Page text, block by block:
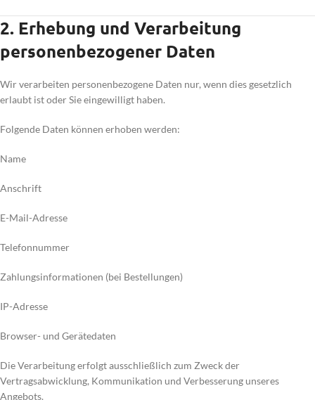
2. Erhebung und Verarbeitung
personenbezogener Daten
Wir verarbeiten personenbezogene Daten nur, wenn dies gesetzlich
erlaubt ist oder Sie eingewilligt haben.
Folgende Daten können erhoben werden:
Name
Anschrift
E-Mail-Adresse
Telefonnummer
Zahlungsinformationen (bei Bestellungen)
IP-Adresse
Browser- und Gerätedaten
Die Verarbeitung erfolgt ausschließlich zum Zweck der
Vertragsabwicklung, Kommunikation und Verbesserung unseres
Angebots.